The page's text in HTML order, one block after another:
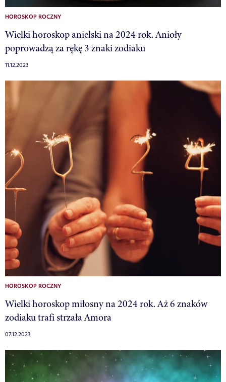
HOROSKOP ROCZNY
Wielki horoskop anielski na 2024 rok. Anioły
poprowadzą za rękę 3 znaki zodiaku
11.12.2023
HOROSKOP ROCZNY
Wielki horoskop miłosny na 2024 rok. Aż 6 znaków
zodiaku trafi strzała Amora
07.12.2023